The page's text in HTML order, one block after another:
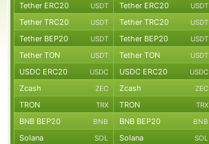
Tether ERC20 USDT Tether ERC20 USDT
Tether TRC20 USDT Tether TRC20 USDT
Tether BEP20 USDT Tether BEP20 USDT
Tether TON USDT Tether TON USDT
USDC ERC20 USDC USDC ERC20 USDC
Zcash ZEC Zcash ZEC
TRON TRX TRON TRX
BNB BEP20 BNB BNB BEP20 BNB
Solana SOL Solana SOL